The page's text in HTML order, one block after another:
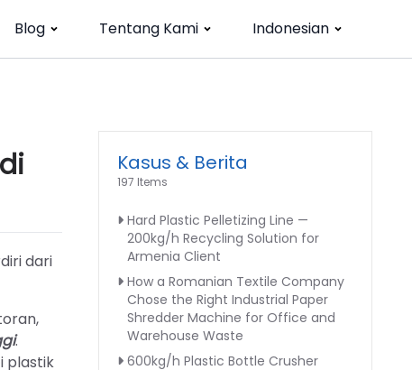
Blog Tentang Kami Indonesian
dari
.
plastik
Kasus & Berita
197 Items
Hard Plastic Pelletizing Line —
200kg/h Recycling Solution for
Armenia Client
How a Romanian Textile Company
Chose the Right Industrial Paper
Shredder Machine for Office and
Warehouse Waste
600kg/h Plastic Bottle Crusher